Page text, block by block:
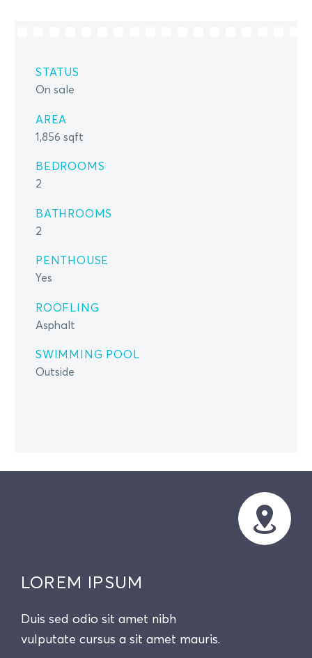
STATUS
On sale
AREA
1,856 sqft
BEDROOMS
2
BATHROOMS
2
PENTHOUSE
Yes
ROOFLING
Asphalt
SWIMMING POOL
Outside
LOREM IPSUM
Duis sed odio sit amet nibh
vulputate cursus a sit amet mauris.